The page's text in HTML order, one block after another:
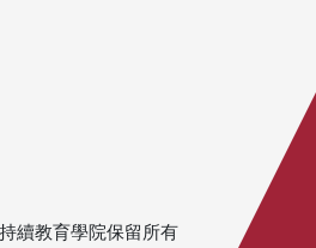
續教育學院保留所有